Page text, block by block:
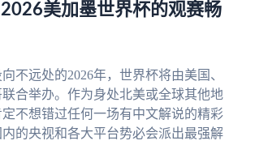
美加墨世界杯的观赛畅
不远处的2026年，世界杯将由美国、
合举办。作为身处北美或全球其他地
不想错过任何一场有中文解说的精彩
的央视和各大平台势必会派出最强解